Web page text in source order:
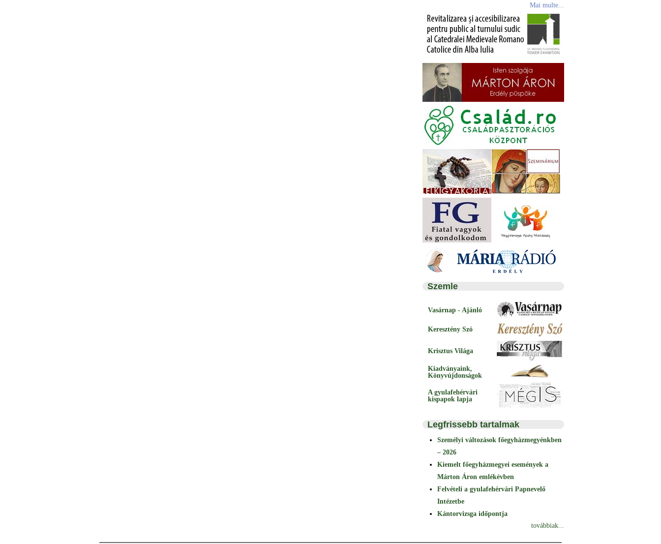
Mai multe...
Szemle
Vasárnap - Ajánló
Keresztény Szó
Krisztus Világa
Kiadványaink,
Könyvújdonságok
A gyulafehérvári
kispapok lapja
Legfrissebb tartalmak
Személyi változások főegyházmegyénkben
– 2026
Kiemelt főegyházmegyei események a
Márton Áron emlékévben
Felvételi a gyulafehérvári Papnevelő
Intézetbe
Kántorvizsga időpontja
továbbiak...